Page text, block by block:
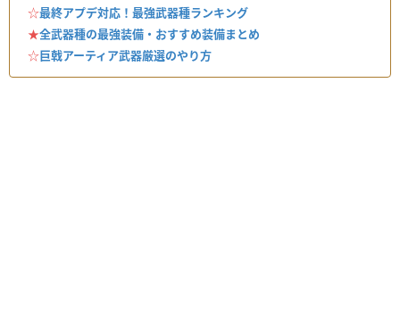
☆最終アプデ対応！最強武器種ランキング
★全武器種の最強装備・おすすめ装備まとめ
☆巨戟アーティア武器厳選のやり方